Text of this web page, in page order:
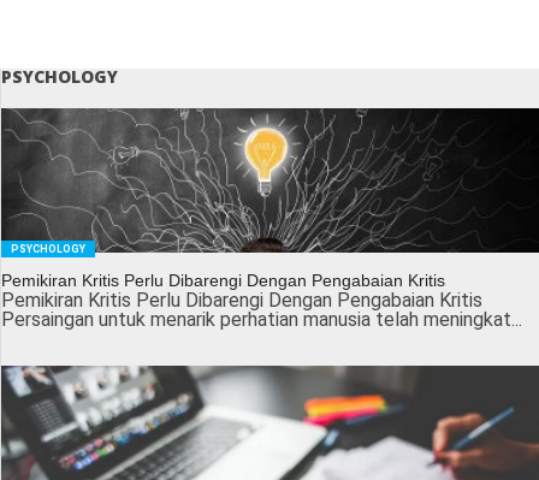
PSYCHOLOGY
PSYCHOLOGY
Pemikiran Kritis Perlu Dibarengi Dengan Pengabaian Kritis
Pemikiran Kritis Perlu Dibarengi Dengan Pengabaian Kritis
Persaingan untuk menarik perhatian manusia telah meningkat...